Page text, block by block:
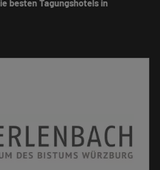
besten Tagungshotels in